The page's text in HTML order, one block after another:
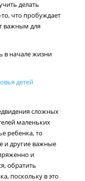
делать
что пробуждает
важным для
в начале жизни
сложных
маленьких
ребенка, то
и другие важные
и
обратить
поскольку в это